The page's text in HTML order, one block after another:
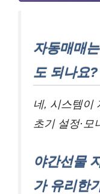
자동매매
도 되나요?
네, 시스템이
초기 설정·모
야간선물
가 유리한